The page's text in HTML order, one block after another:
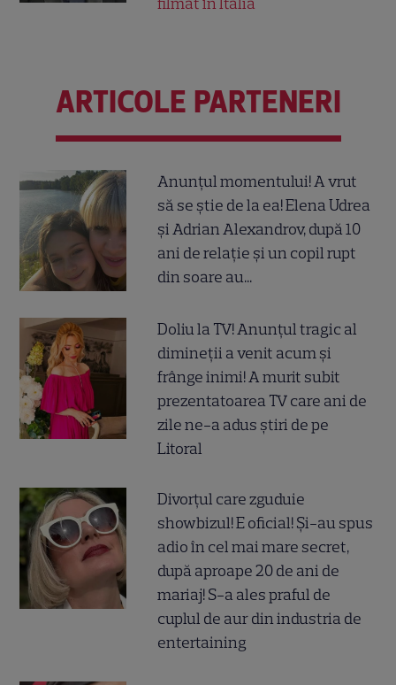
filmat în Italia
ARTICOLE PARTENERI
Anunțul momentului! A vrut
să se știe de la ea! Elena Udrea
și Adrian Alexandrov, după 10
ani de relație și un copil rupt
din soare au...
Doliu la TV! Anunțul tragic al
dimineții a venit acum și
frânge inimi! A murit subit
prezentatoarea TV care ani de
zile ne-a adus știri de pe
Litoral
Divorțul care zguduie
showbizul! E oficial! Și-au spus
adio în cel mai mare secret,
după aproape 20 de ani de
mariaj! S-a ales praful de
cuplul de aur din industria de
entertaining